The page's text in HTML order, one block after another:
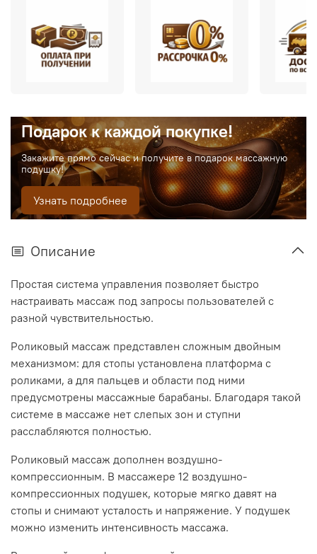
Подарок к каждой покупке!
Закажите прямо сейчас и получите в подарок массажную
подушку!
Узнать подробнее
Описание
Простая система управления позволяет быстро
настраивать массаж под запросы пользователей с
разной чувствительностью.
Роликовый массаж представлен сложным двойным
механизмом: для стопы установлена платформа с
роликами, а для пальцев и области под ними
предусмотрены массажные барабаны. Благодаря такой
системе в массаже нет слепых зон и ступни
расслабляются полностью.
Роликовый массаж дополнен воздушно-
компрессионным. В массажере 12 воздушно-
компрессионных подушек, которые мягко давят на
стопы и снимают усталость и напряжение. У подушек
можно изменить интенсивность массажа.